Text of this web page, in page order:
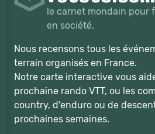
le carnet mondain pour
en société.
Nous recensons tous les
terrain organisés en France.
Notre carte interactive vous
prochaine rando VTT, ou les
country, d'enduro ou de
prochaines semaines.